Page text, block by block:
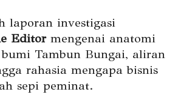
laporan investigasi
Editormengenai anatomi
Tambun Bungai, aliran
rahasia mengapa bisnis
sepi peminat.